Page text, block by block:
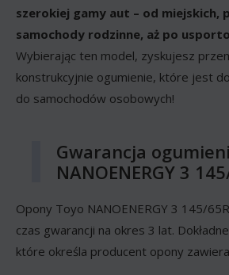
szerokiej gamy aut – od miejskich,
samochody rodzinne, aż po
Wybierając ten model, zyskujesz
konstrukcyjnie ogumienie, które jest
do samochodów osobowych!
Gwarancja
NANOENERGY 3
Opony Toyo NANOENERGY 3 145/
czas gwarancji na okres 3 lat.
które określa producent opony